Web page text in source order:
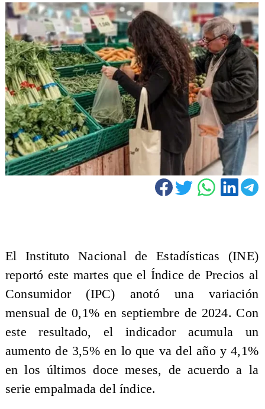
El Instituto Nacional de Estadísticas (INE)
reportó este martes que el Índice de Precios al
Consumidor (IPC) anotó una variación
mensual de 0,1% en septiembre de 2024. Con
este resultado, el indicador acumula un
aumento de 3,5% en lo que va del año y 4,1%
en los últimos doce meses, de acuerdo a la
serie empalmada del índice.